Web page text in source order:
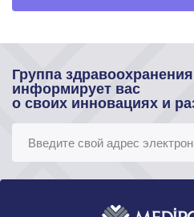
Группа
информирует вас
о своих инновациях и